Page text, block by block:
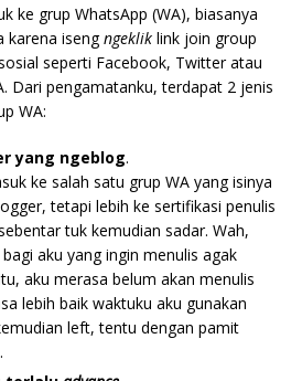
ke grup WhatsApp (WA), biasanya
karena isengngeklik link join group
seperti Facebook, Twitter atau
Dari pengamatanku, terdapat 2 jenis
WA:
yang ngeblog.
ke salah satu grup WA yang isinya
tetapi lebih ke sertifikasi penulis
tuk kemudian sadar. Wah,
bagi aku yang ingin menulis agak
aku merasa belum akan menulis
lebih baik waktuku aku gunakan
left, tentu dengan pamit